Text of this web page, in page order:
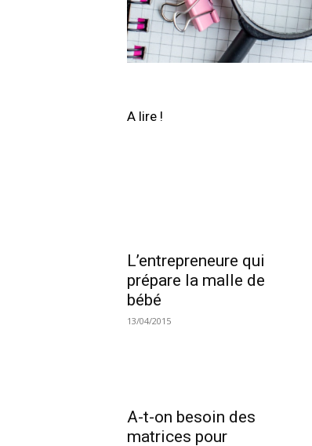
A lire !
L’entrepreneure qui
prépare la malle de
bébé
13/04/2015
A-t-on besoin des
matrices pour